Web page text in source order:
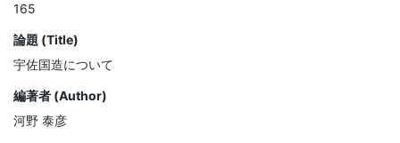
165
論題 (Title)
宇佐国造について
編著者 (Author)
河野 泰彦